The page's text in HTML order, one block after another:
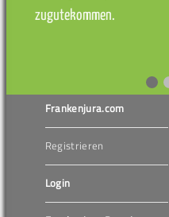
zugutekommen.
Frankenjura.com
Registrieren
Login